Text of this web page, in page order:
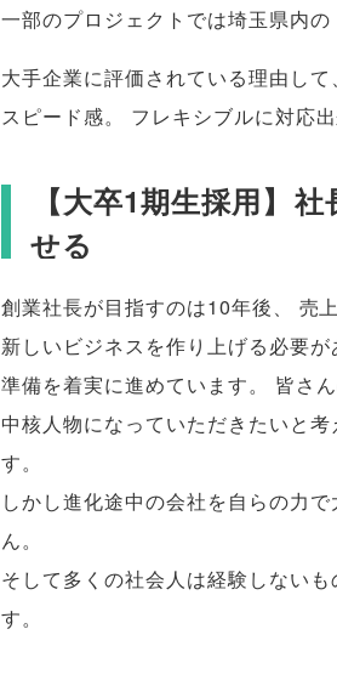
一部のプロジェクトでは埼玉県内
大手企業に評価されている理由して 、
スピード感。 フレキシブルに対応
【大卒1期生採用】 社
せる
創業社長が目指すのは10年後、 売
新しいビジネスを作り上げる必要が
準備を着実に進めています。 皆さ
中核人物になっていただきたいと考
す。
しかし進化途中の会社を自らの力で
ん。
そして多くの社会人は経験しないも
す。